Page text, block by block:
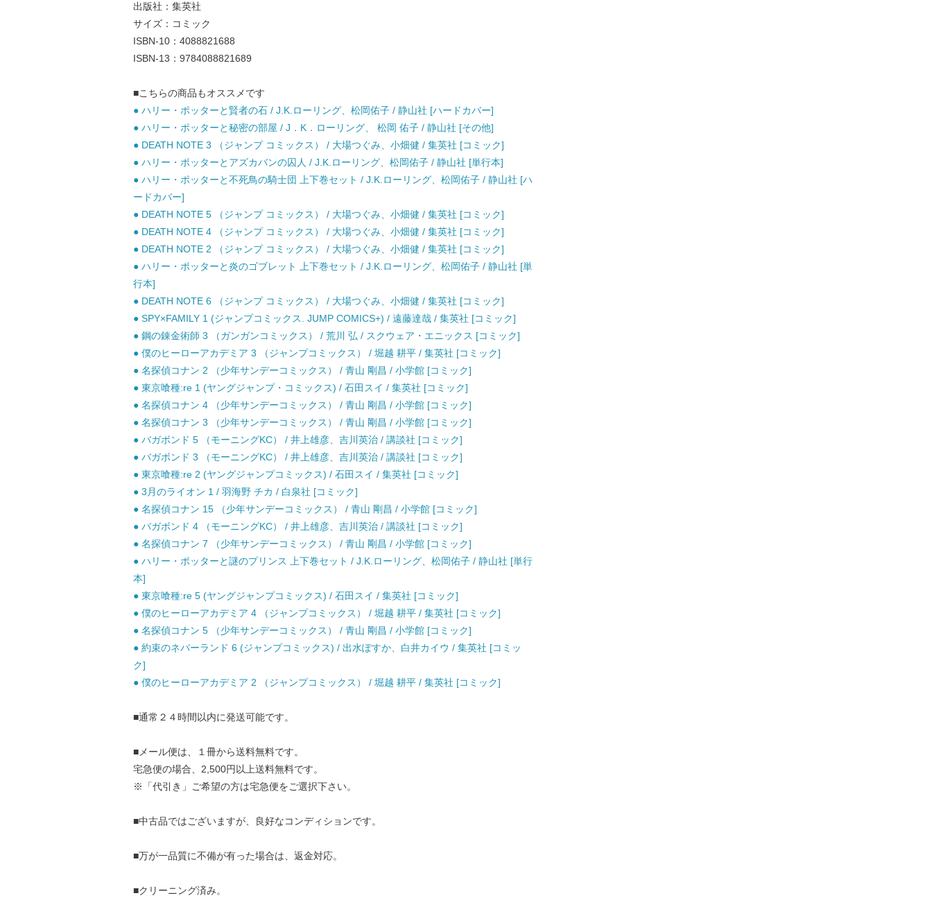
出版社：集英社
サイズ：コミック
ISBN-10：4088821688
ISBN-13：9784088821689
■こちらの商品もオススメです
● ハリー・ポッターと賢者の石 / J.K.ローリング、松岡佑子 / 静山社 [ハードカバー]
● ハリー・ポッターと秘密の部屋 / J．K．ローリング、 松岡 佑子 / 静山社 [その他]
● DEATH NOTE 3 （ジャンプ コミックス） / 大場つぐみ、小畑健 / 集英社 [コミック]
● ハリー・ポッターとアズカバンの囚人 / J.K.ローリング、松岡佑子 / 静山社 [単行本]
● ハリー・ポッターと不死鳥の騎士団 上下巻セット / J.K.ローリング、松岡佑子 / 静山社 [ハ
ードカバー]
● DEATH NOTE 5 （ジャンプ コミックス） / 大場つぐみ、小畑健 / 集英社 [コミック]
● DEATH NOTE 4 （ジャンプ コミックス） / 大場つぐみ、小畑健 / 集英社 [コミック]
● DEATH NOTE 2 （ジャンプ コミックス） / 大場つぐみ、小畑健 / 集英社 [コミック]
● ハリー・ポッターと炎のゴブレット 上下巻セット / J.K.ローリング、松岡佑子 / 静山社 [単
行本]
● DEATH NOTE 6 （ジャンプ コミックス） / 大場つぐみ、小畑健 / 集英社 [コミック]
● SPY×FAMILY 1 (ジャンプコミックス. JUMP COMICS+) / 遠藤達哉 / 集英社 [コミック]
● 鋼の錬金術師 3 （ガンガンコミックス） / 荒川 弘 / スクウェア・エニックス [コミック]
● 僕のヒーローアカデミア 3 （ジャンプコミックス） / 堀越 耕平 / 集英社 [コミック]
● 名探偵コナン 2 （少年サンデーコミックス） / 青山 剛昌 / 小学館 [コミック]
● 東京喰種:re 1 (ヤングジャンプ・コミックス) / 石田スイ / 集英社 [コミック]
● 名探偵コナン 4 （少年サンデーコミックス） / 青山 剛昌 / 小学館 [コミック]
● 名探偵コナン 3 （少年サンデーコミックス） / 青山 剛昌 / 小学館 [コミック]
● バガボンド 5 （モーニングKC） / 井上雄彦、吉川英治 / 講談社 [コミック]
● バガボンド 3 （モーニングKC） / 井上雄彦、吉川英治 / 講談社 [コミック]
● 東京喰種:re 2 (ヤングジャンプコミックス) / 石田スイ / 集英社 [コミック]
● 3月のライオン 1 / 羽海野 チカ / 白泉社 [コミック]
● 名探偵コナン 15 （少年サンデーコミックス） / 青山 剛昌 / 小学館 [コミック]
● バガボンド 4 （モーニングKC） / 井上雄彦、吉川英治 / 講談社 [コミック]
● 名探偵コナン 7 （少年サンデーコミックス） / 青山 剛昌 / 小学館 [コミック]
● ハリー・ポッターと謎のプリンス 上下巻セット / J.K.ローリング、松岡佑子 / 静山社 [単行
本]
● 東京喰種:re 5 (ヤングジャンプコミックス) / 石田スイ / 集英社 [コミック]
● 僕のヒーローアカデミア 4 （ジャンプコミックス） / 堀越 耕平 / 集英社 [コミック]
● 名探偵コナン 5 （少年サンデーコミックス） / 青山 剛昌 / 小学館 [コミック]
● 約束のネバーランド 6 (ジャンプコミックス) / 出水ぽすか、白井カイウ / 集英社 [コミッ
ク]
● 僕のヒーローアカデミア 2 （ジャンプコミックス） / 堀越 耕平 / 集英社 [コミック]
■通常２４時間以内に発送可能です。
■メール便は、１冊から送料無料です。
宅急便の場合、2,500円以上送料無料です。
※「代引き」ご希望の方は宅急便をご選択下さい。
■中古品ではございますが、良好なコンディションです。
■万が一品質に不備が有った場合は、返金対応。
■クリーニング済み。